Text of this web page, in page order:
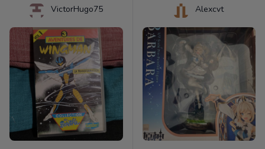
VictorHugo75 Alexcvt